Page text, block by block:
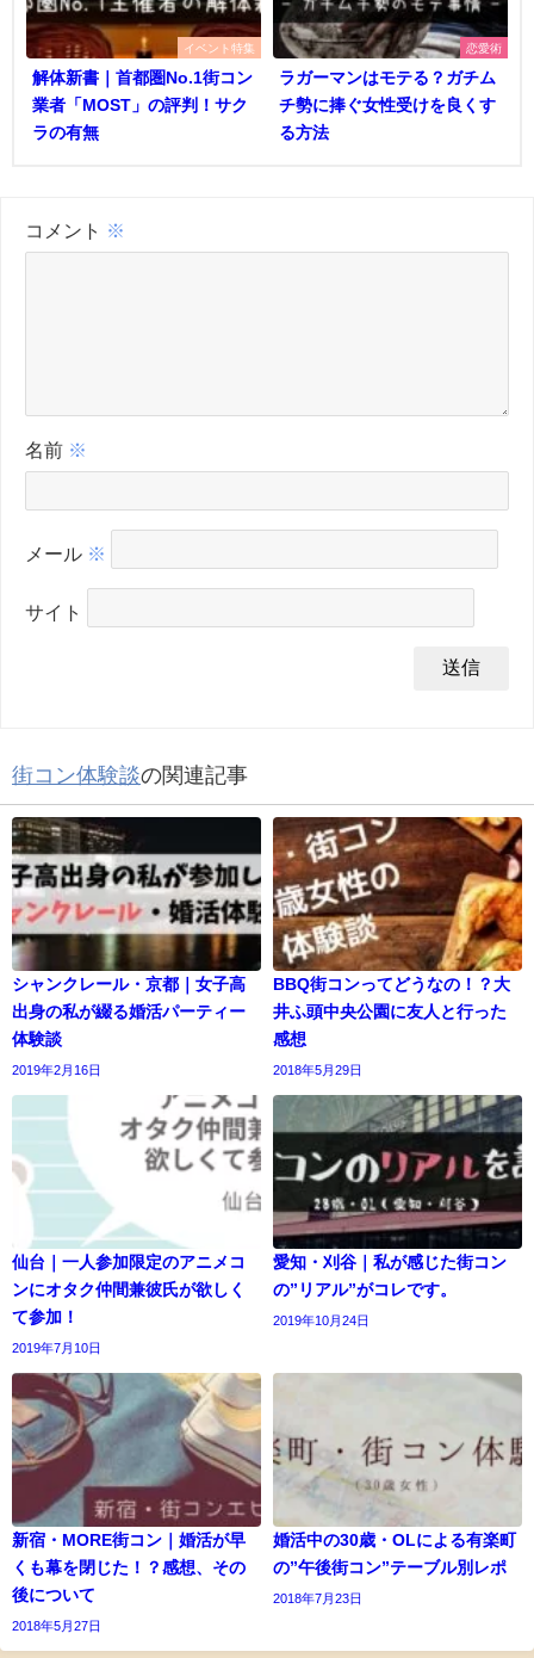
イベント特集
解体新書｜首都圏No.1街コン
業者「MOST」の評判！サク
ラの有無
恋愛術
ラガーマンはモテる？ガチム
チ勢に捧ぐ女性受けを良くす
る方法
コメント ※
名前 ※
メール ※
サイト
街コン体験談の関連記事
シャンクレール・京都｜女子高
出身の私が綴る婚活パーティー
体験談
2019年2月16日
BBQ街コンってどうなの！？大
井ふ頭中央公園に友人と行った
感想
2018年5月29日
仙台｜一人参加限定のアニメコ
ンにオタク仲間兼彼氏が欲しく
て参加！
2019年7月10日
愛知・刈谷｜私が感じた街コン
の”リアル”がコレです。
2019年10月24日
新宿・MORE街コン｜婚活が早
くも幕を閉じた！？感想、その
後について
2018年5月27日
婚活中の30歳・OLによる有楽町
の”午後街コン”テーブル別レポ
2018年7月23日